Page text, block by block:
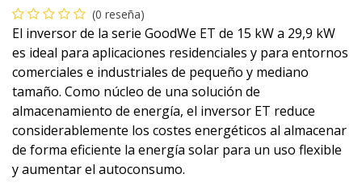
(0 reseña)
El inversor de la serie GoodWe ET de 15 kW a 29,9 kW
es ideal para aplicaciones residenciales y para entornos
comerciales e industriales de pequeño y mediano
tamaño. Como núcleo de una solución de
almacenamiento de energía, el inversor ET reduce
considerablemente los costes energéticos al almacenar
de forma eficiente la energía solar para un uso flexible
y aumentar el autoconsumo.